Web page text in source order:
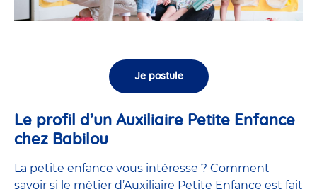
Je postule
Le profil d’un Auxiliaire Petite Enfance
chez Babilou
La petite enfance vous intéresse ? Comment
savoir si le métier d’Auxiliaire Petite Enfance est fait